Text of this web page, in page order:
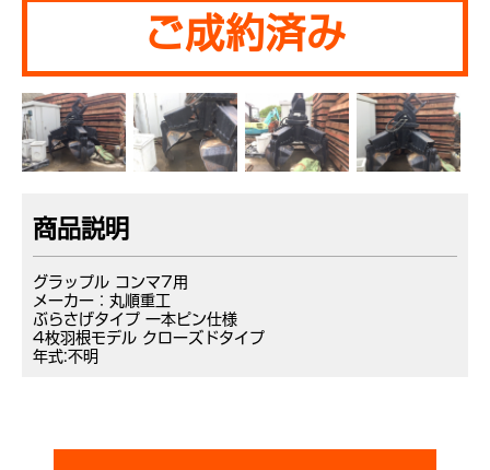
ご成約済み
商品説明
グラップル コンマ7用
メーカー：丸順重工
ぶらさげタイプ 一本ピン仕様
4枚羽根モデル クローズドタイプ
年式:不明